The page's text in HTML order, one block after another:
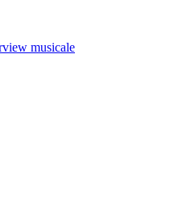
musicale